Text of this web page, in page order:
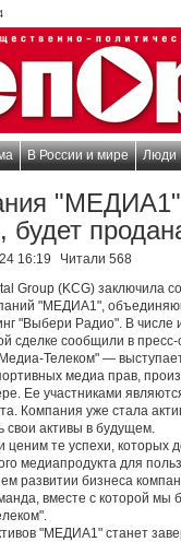
В России и мире Люди
будет
16:19
Читали 568
Group (KCG) заключила
"МЕДИА1",
"Выбери Радио". В числе
сделке сообщили в
Телеком" —
медиа прав,
Ее участниками
Компания уже стала
свои активы в будущем.
ценим те успехи, которых
медиапродукта для
развитии бизнеса
вместе с которой
"МЕДИА1" станет